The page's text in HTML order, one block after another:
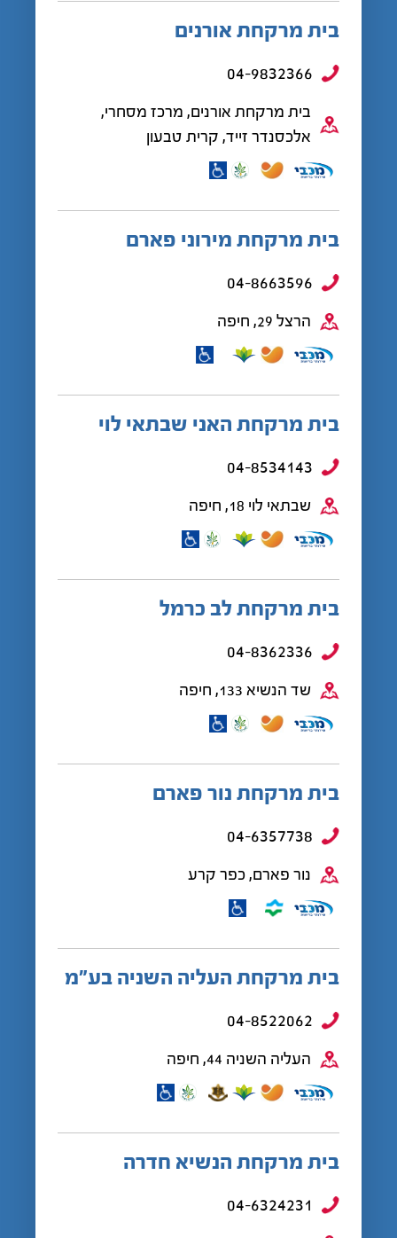
בית מרקחת אורנים
04-9832366
בית מרקחת אורנים, מרכז מסחרי,
אלכסנדר זייד, קרית טבעון
בית מרקחת מירוני פארם
04-8663596
הרצל 29, חיפה
בית מרקחת האני שבתאי לוי
04-8534143
שבתאי לוי 18, חיפה
בית מרקחת לב כרמל
04-8362336
שד הנשיא 133, חיפה
בית מרקחת נור פארם
04-6357738
נור פארם, כפר קרע
בית מרקחת העליה השניה בע”מ
04-8522062
העליה השניה 44, חיפה
בית מרקחת הנשיא חדרה
04-6324231